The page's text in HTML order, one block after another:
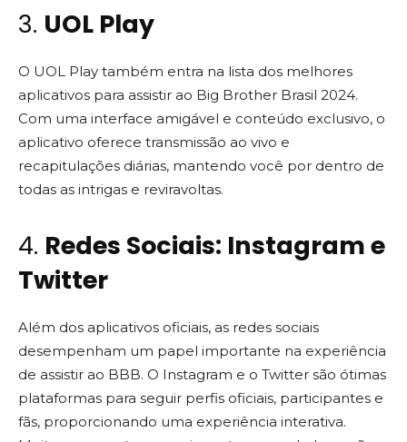
3. UOL Play
O UOL Play também entra na lista dos melhores
aplicativos para assistir ao Big Brother Brasil 2024.
Com uma interface amigável e conteúdo exclusivo, o
aplicativo oferece transmissão ao vivo e
recapitulações diárias, mantendo você por dentro de
todas as intrigas e reviravoltas.
4. Redes Sociais: Instagram e
Twitter
Além dos aplicativos oficiais, as redes sociais
desempenham um papel importante na experiência
de assistir ao BBB. O Instagram e o Twitter são ótimas
plataformas para seguir perfis oficiais, participantes e
fãs, proporcionando uma experiência interativa.